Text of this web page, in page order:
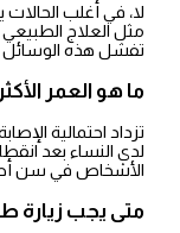
لا، في أغلب
مثل العلاج الطبيعي
تفشل هذه الوسائل
ما هو العمر
تزداد احتمالية
لدى النساء بعد
الأشخاص في سن
متى يجب زيارة